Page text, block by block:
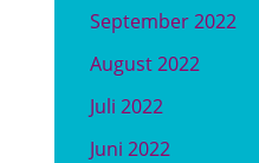
September 2022
August 2022
Juli 2022
Juni 2022